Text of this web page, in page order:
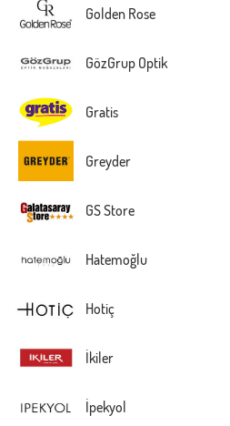
Golden Rose
GözGrup Optik
Gratis
Greyder
GS Store
Hatemoğlu
Hotiç
İkiler
İpekyol